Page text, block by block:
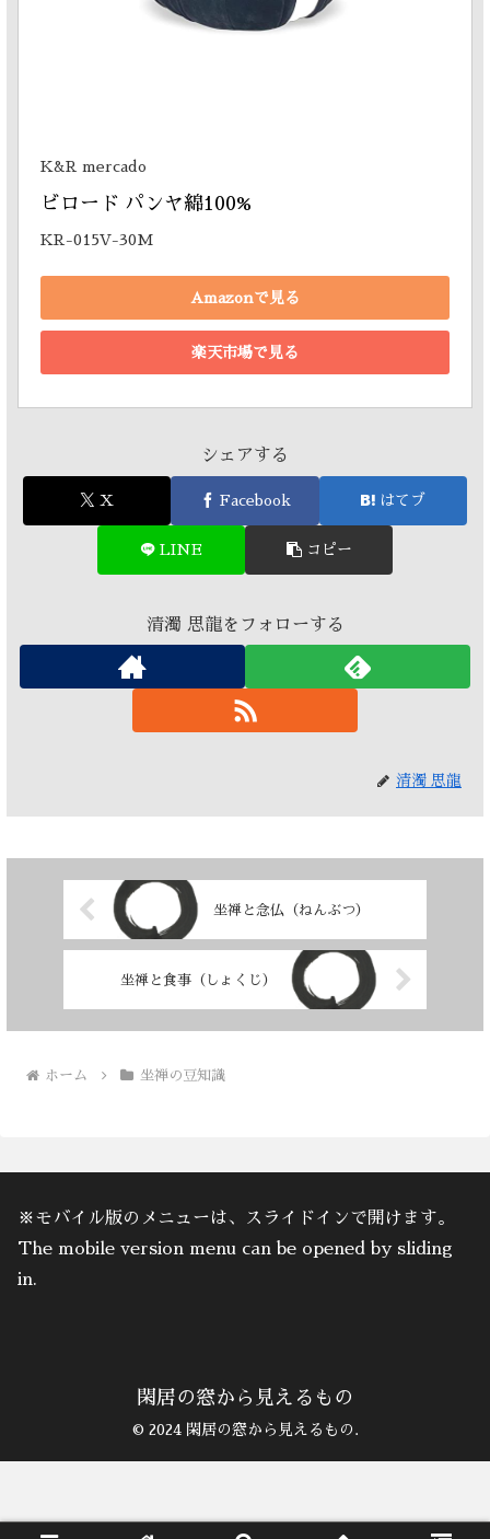
K&R mercado
ビロード パンヤ綿100%
KR-015V-30M
Amazonで見る
楽天市場で見る
シェアする
X Facebook はてブ
LINE コピー
清濁 思龍をフォローする
清濁 思龍
坐禅と念仏（ねんぶつ）
坐禅と食事（しょくじ）
ホーム 坐禅の豆知識
※モバイル版のメニューは、スライドインで開けます。
The mobile version menu can be opened by sliding
in.
閑居の窓から見えるもの
© 2024 閑居の窓から見えるもの.